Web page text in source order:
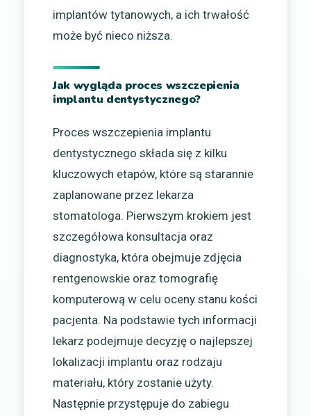
implantów tytanowych, a ich trwałość
może być nieco niższa.
Jak wygląda proces wszczepienia
implantu dentystycznego?
Proces wszczepienia implantu
dentystycznego składa się z kilku
kluczowych etapów, które są starannie
zaplanowane przez lekarza
stomatologa. Pierwszym krokiem jest
szczegółowa konsultacja oraz
diagnostyka, która obejmuje zdjęcia
rentgenowskie oraz tomografię
komputerową w celu oceny stanu kości
pacjenta. Na podstawie tych informacji
lekarz podejmuje decyzję o najlepszej
lokalizacji implantu oraz rodzaju
materiału, który zostanie użyty.
Następnie przystępuje do zabiegu